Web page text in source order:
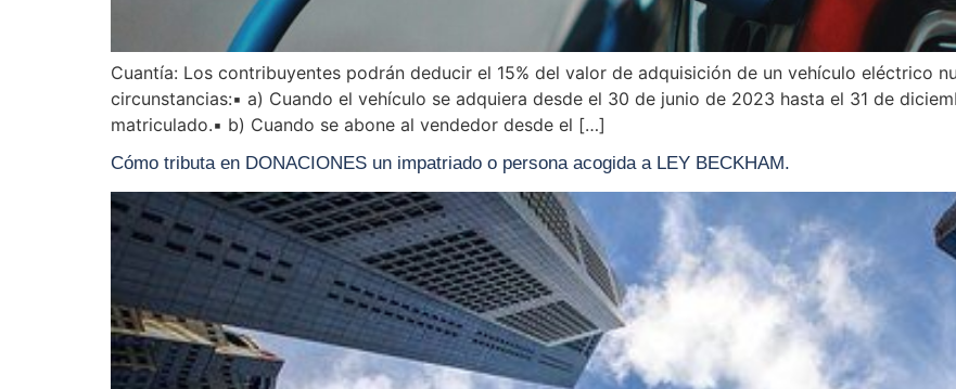
Cuantía: Los contribuyentes podrán deducir el 15% del valor de adquisición de un vehículo eléctrico
circunstancias:▪️ a) Cuando el vehículo se adquiera desde el 30 de junio de 2023 hasta el 31 de
matriculado.▪️ b) Cuando se abone al vendedor desde el […]
Cómo tributa en DONACIONES un impatriado o persona acogida a LEY BECKHAM.